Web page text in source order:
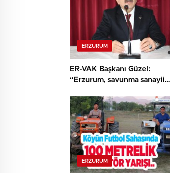
ERZURUM
ER-VAK Başkanı Güzel:
“Erzurum, savunma sanayii
şekilde dâhil edilmeli”..
ERZURUM